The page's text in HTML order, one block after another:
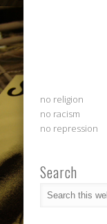
no religion
no racism
no repression
Search